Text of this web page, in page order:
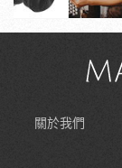
關於我們